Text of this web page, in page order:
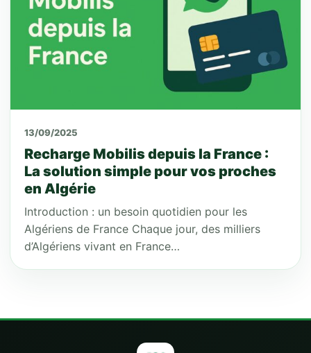
13/09/2025
Recharge Mobilis depuis la France :
La solution simple pour vos proches
en Algérie
Introduction : un besoin quotidien pour les
Algériens de France Chaque jour, des milliers
d’Algériens vivant en France…